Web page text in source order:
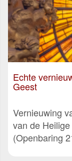
Echte
Geest
Vernieuwing
van de
(Openbaring